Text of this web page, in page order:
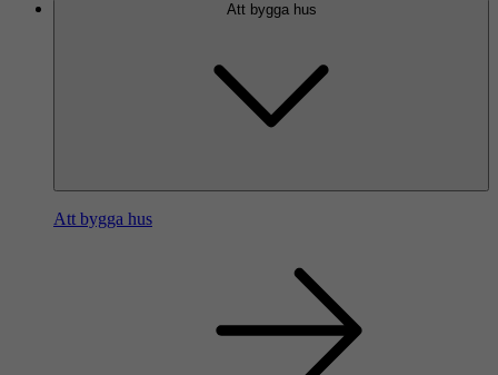
Att bygga hus
Att bygga hus